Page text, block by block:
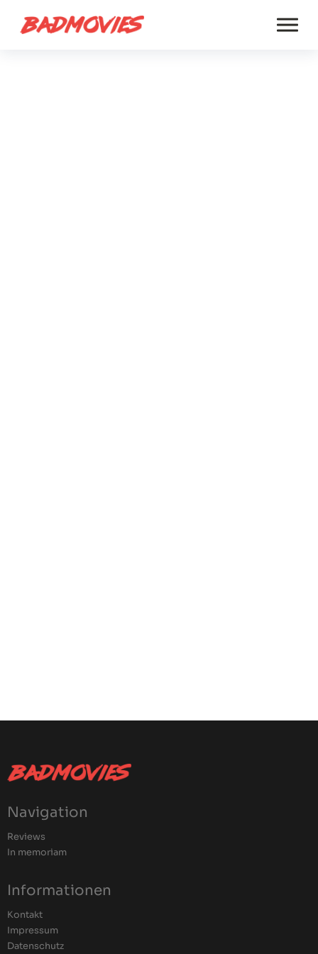
Navigation
Reviews
In memoriam
Informationen
Kontakt
Impressum
Datenschutz